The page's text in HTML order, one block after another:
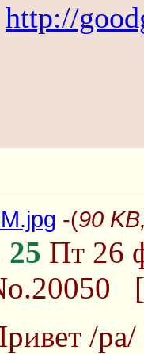
http://
-(90
25 Пт 26
[
/pa/